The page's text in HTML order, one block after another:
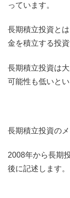
っています。
長期積立投資と
金を積立する投資
長期積立投資は
可能性も低いと
長期積立投資の
2008年から長期
後に記述します。